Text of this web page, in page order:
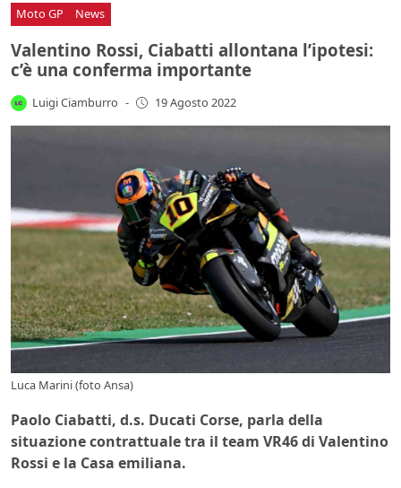
Moto GP News
Valentino Rossi, Ciabatti allontana l’ipotesi:
c’è una conferma importante
Luigi Ciamburro - 19 Agosto 2022
Luca Marini (foto Ansa)
Paolo Ciabatti, d.s. Ducati Corse, parla della
situazione contrattuale tra il team VR46 di Valentino
Rossi e la Casa emiliana.